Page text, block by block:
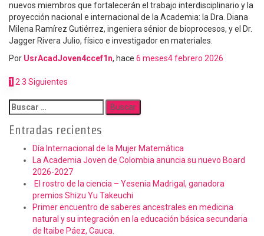
nuevos miembros que fortalecerán el trabajo interdisciplinario y la
proyección nacional e internacional de la Academia: la Dra. Diana
Milena Ramírez Gutiérrez, ingeniera sénior de bioprocesos, y el Dr.
Jagger Rivera Julio, físico e investigador en materiales.
Por UsrAcadJoven4ccef1n, hace 6 meses4 febrero 2026
1 2 3 Siguientes
Entradas recientes
Día Internacional de la Mujer Matemática
La Academia Joven de Colombia anuncia su nuevo Board
2026-2027
El rostro de la ciencia – Yesenia Madrigal, ganadora
premios Shizu Yu Takeuchi
Primer encuentro de saberes ancestrales en medicina
natural y su integración en la educación básica secundaria
de Itaibe Páez, Cauca.